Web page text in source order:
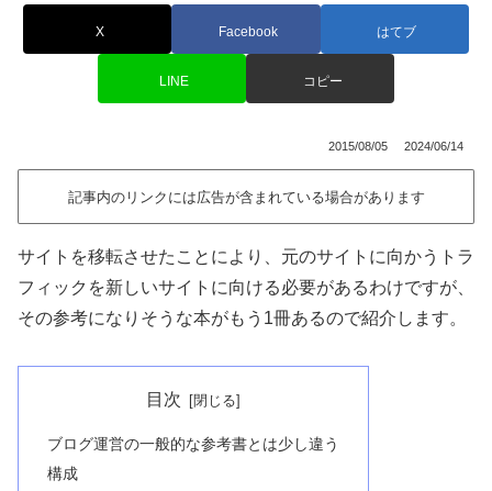
X Facebook はてブ
LINE コピー
2015/08/05 2024/06/14
記事内のリンクには広告が含まれている場合があります
サイトを移転させたことにより、元のサイトに向かうトラ
フィックを新しいサイトに向ける必要があるわけですが、
その参考になりそうな本がもう1冊あるので紹介します。
目次
ブログ運営の一般的な参考書とは少し違う
構成